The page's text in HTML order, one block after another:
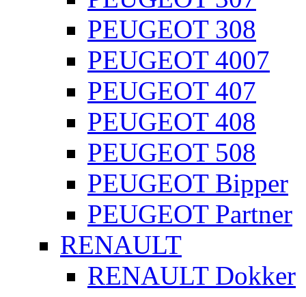
PEUGEOT 308
PEUGEOT 4007
PEUGEOT 407
PEUGEOT 408
PEUGEOT 508
PEUGEOT Bipper
PEUGEOT Partner
RENAULT
RENAULT Dokker